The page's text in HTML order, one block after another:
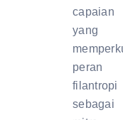
capaian
yang
peran
filantropi
sebagai